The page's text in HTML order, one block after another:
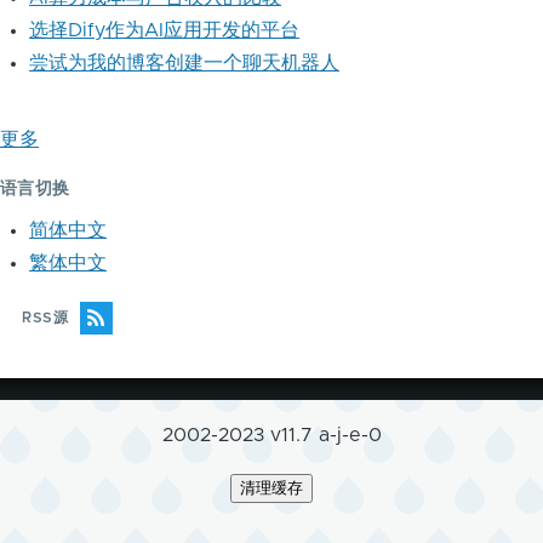
选择Dify作为AI应用开发的平台
尝试为我的博客创建一个聊天机器人
更多
语言切换
简体中文
繁体中文
RSS源
2002-2023 v11.7 a-j-e-0